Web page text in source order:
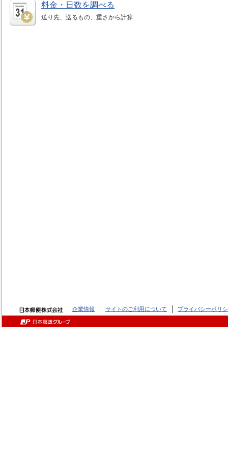
料金・日数を調べる
送り先、送るもの、重さから計算
企業情報 サイトのご利用について プライバシーポリ